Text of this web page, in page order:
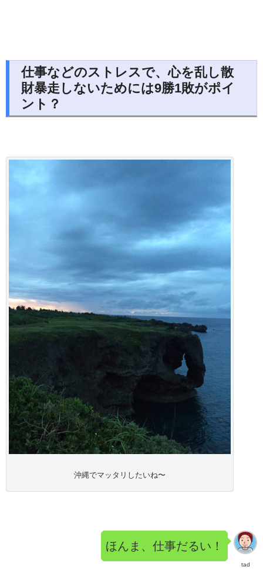
仕事などのストレスで、心を乱し散
財暴走しないためには9勝1敗がポイ
ント？
沖縄でマッタリしたいね〜
tad
ほんま、仕事だるい！